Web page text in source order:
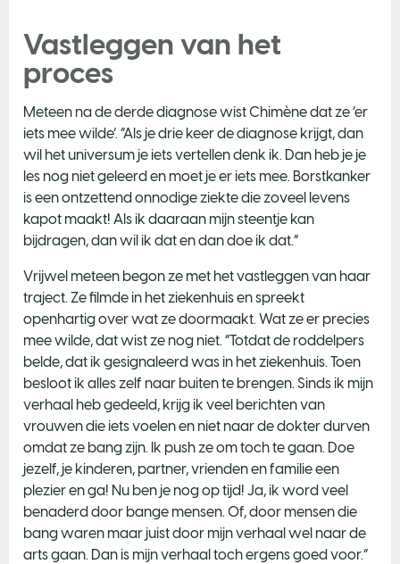
Vastleggen van het
proces
Meteen na de derde diagnose wist Chimène dat ze ‘er
iets mee wilde’. “Als je drie keer de diagnose krijgt, dan
wil het universum je iets vertellen denk ik. Dan heb je je
les nog niet geleerd en moet je er iets mee. Borstkanker
is een ontzettend onnodige ziekte die zoveel levens
kapot maakt! Als ik daaraan mijn steentje kan
bijdragen, dan wil ik dat en dan doe ik dat.”
Vrijwel meteen begon ze met het vastleggen van haar
traject. Ze filmde in het ziekenhuis en spreekt
openhartig over wat ze doormaakt. Wat ze er precies
mee wilde, dat wist ze nog niet. “Totdat de roddelpers
belde, dat ik gesignaleerd was in het ziekenhuis. Toen
besloot ik alles zelf naar buiten te brengen. Sinds ik mijn
verhaal heb gedeeld, krijg ik veel berichten van
vrouwen die iets voelen en niet naar de dokter durven
omdat ze bang zijn. Ik push ze om toch te gaan. Doe
jezelf, je kinderen, partner, vrienden en familie een
plezier en ga! Nu ben je nog op tijd! Ja, ik word veel
benaderd door bange mensen. Of, door mensen die
bang waren maar juist door mijn verhaal wel naar de
arts gaan. Dan is mijn verhaal toch ergens goed voor.”